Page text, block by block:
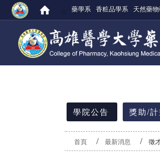
藥學系 香粧品學系 天然藥
學院公告
獎助/
首頁 最新消息 徵